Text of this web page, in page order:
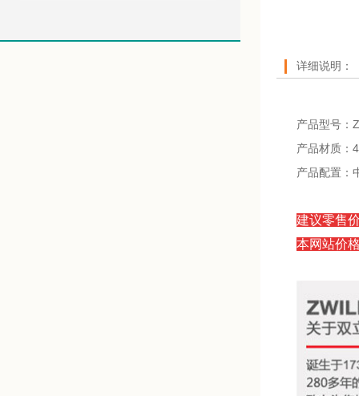
详细说明：
产品型号：
产品材质：
产品配置：
建议零售
本网站价